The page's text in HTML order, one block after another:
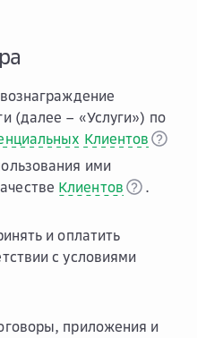
(далее – «Услуги») по
Клиентов
ими
Клиентов .
и оплатить
с условиями
приложения и